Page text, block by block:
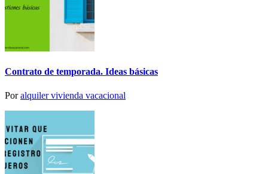
Contrato de temporada. Ideas básicas
Poralquiler vivienda vacacional